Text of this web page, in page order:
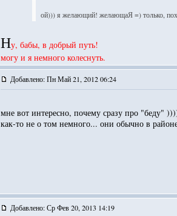
ой))) я желающий! желающаЯ =) только,
Ну, бабы, в добрый путь!
могу и я немного колеснуть.
Добавлено: Пн Май 21, 2012 06:24
мне вот интересно, почему сразу про "беду"
как-то не о том немного... они обычно в
Добавлено: Ср Фев 20, 2013 14:19